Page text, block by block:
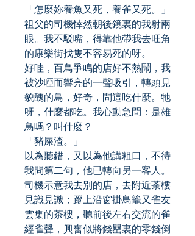
「怎麼妳養魚又死，養雀又死。」
祖父的司機悻然朝後鏡裏的我射兩
眼。我不駁嘴，得靠他帶我去旺角
的康樂街找隻不容易死的呀。
好哇，百鳥爭鳴的店好不熱鬧，我
被沙啞而響亮的一聲吸引，轉頭見
貌醜的鳥，好奇，問這吃什麼。牠
呀，什麼都吃。我心動急問：是雄
鳥嗎？叫什麼？
「豬屎渣。」
以為聽錯，又以為他講粗口，不待
我問第二句，他已轉向另一客人。
司機示意我去別的店，去附近茶樓
見識見識；蹬上沿窗掛鳥籠又雀友
雲集的茶樓，聽前後左右交流的雀
經雀聲，興奮似將錢罌裏的零錢倒